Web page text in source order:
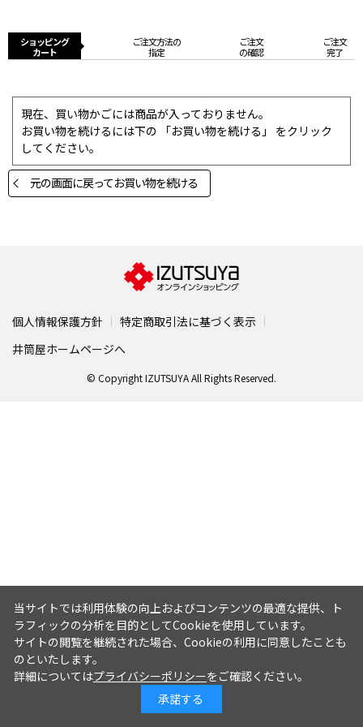
ショッピング
カート
ご注文方法の
指定
ご注文
の確認
ご注文
完了
現在、買い物かごには商品が入っておりません。
お買い物を続けるには下の 「お買い物を続ける」 をクリック
してください。
元の画面に戻ってお買い物を続ける
個人情報保護方針
特定商取引法に基づく表示
井筒屋ホームページへ
© Copyright IZUTSUYA All Rights Reserved.
当サイトでは利用体験の向上およびコンテンツの最適な提供、ト
ラフィックの分析を目的としてCookieを使用しています。
サイトの閲覧を継続された場合、Cookieの利用に同意したことも
のといたします。
詳細についてはプライバシーポリシーをご確認ください。
承諾する